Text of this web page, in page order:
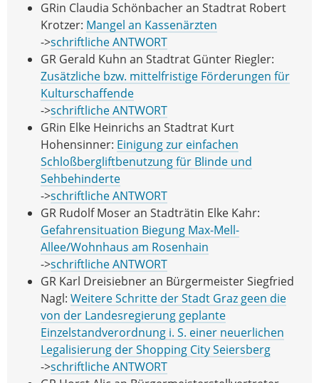
GRin Claudia Schönbacher an Stadtrat Robert
Krotzer: Mangel an Kassenärzten
->schriftliche ANTWORT
GR Gerald Kuhn an Stadtrat Günter Riegler:
Zusätzliche bzw. mittelfristige Förderungen für
Kulturschaffende
->schriftliche ANTWORT
GRin Elke Heinrichs an Stadtrat Kurt
Hohensinner: Einigung zur einfachen
Schloßbergliftbenutzung für Blinde und
Sehbehinderte
->schriftliche ANTWORT
GR Rudolf Moser an Stadträtin Elke Kahr:
Gefahrensituation Biegung Max-Mell-
Allee/Wohnhaus am Rosenhain
->schriftliche ANTWORT
GR Karl Dreisiebner an Bürgermeister Siegfried
Nagl: Weitere Schritte der Stadt Graz geen die
von der Landesregierung geplante
Einzelstandverordnung i. S. einer neuerlichen
Legalisierung der Shopping City Seiersberg
->schriftliche ANTWORT